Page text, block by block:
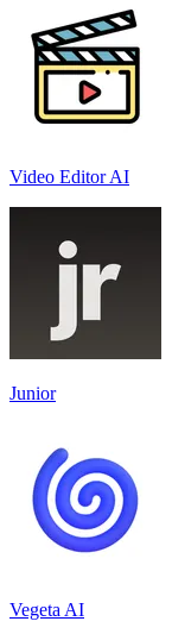
Video Editor AI
Junior
Vegeta AI